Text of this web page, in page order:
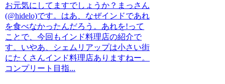
お元気にしてますでしょうか？まっさん
(@hidelo)です。はあ、なぜインドであれ
を食べなかったんだろう。あれを!って
ことで、今回もインド料理店の紹介で
す。いやあ、シェムリアップは小さい街
にたくさんインド料理店ありますねー。
コンプリート目指...